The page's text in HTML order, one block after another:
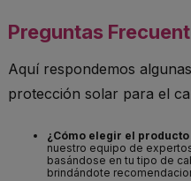
Preguntas
Aquí respondemos
protección solar para el
¿Cómo elegir el
nuestro equipo de
basándose en tu tipo de
brindándote